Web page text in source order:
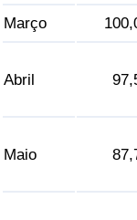
Março
Abril
Maio
Indicador de
Índice de
Indicador de
Trânsito